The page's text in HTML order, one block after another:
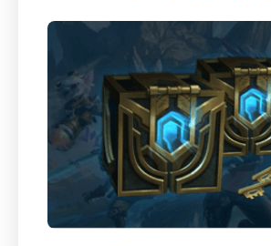
リーグ・オブ・レジェンドにVPNを
LoL限定特典
1つのサブスクリプションでセキュリ
特典を解放
ExpressVPNでLeague of Legends